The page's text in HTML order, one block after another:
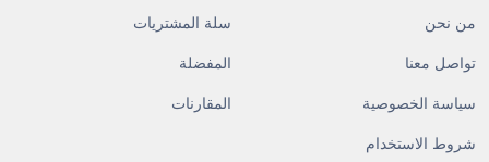
من نحن
تواصل معنا
سياسة الخصوصية
شروط الاستخدام
سلة المشتريات
المفضلة
المقارنات